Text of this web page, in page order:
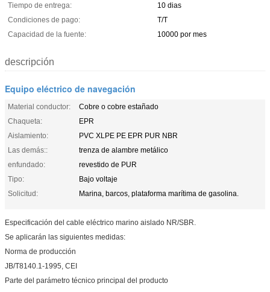
Tiempo de entrega:
10 dias
Condiciones de pago:
T/T
Capacidad de la fuente:
10000 por mes
descripción
Equipo eléctrico de navegación
Material conductor:
Cobre o cobre estañado
Chaqueta:
EPR
Aislamiento:
PVC XLPE PE EPR PUR NBR
Las demás::
trenza de alambre metálico
enfundado:
revestido de PUR
Tipo:
Bajo voltaje
Solicitud:
Marina, barcos, plataforma marítima de gasolina.
Especificación del cable eléctrico marino aislado NR/SBR.
Se aplicarán las siguientes medidas:
Norma de producción
JB/T8140.1-1995, CEI
Parte del parámetro técnico principal del producto